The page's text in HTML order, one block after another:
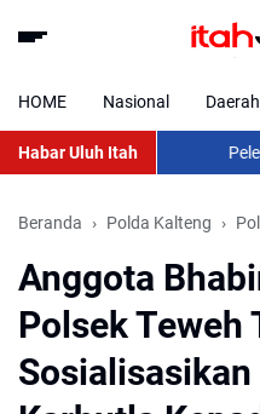
HOME Nasional Daerah
Habar Uluh Itah
Beranda Polda Kalteng
Anggota
Polsek Teweh